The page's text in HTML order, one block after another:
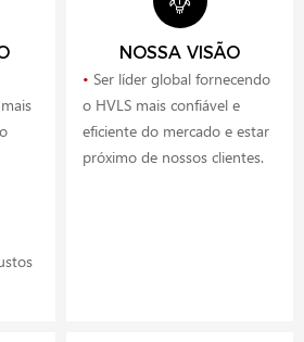
NOSSA VISÃO
• Ser líder global fornecendo
o HVLS mais confiável e
eficiente do mercado e estar
próximo de nossos clientes.